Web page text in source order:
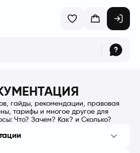
гайды, рекомендации, правовая
тарифы и многое другое для
Что? Зачем? Как? и Сколько?